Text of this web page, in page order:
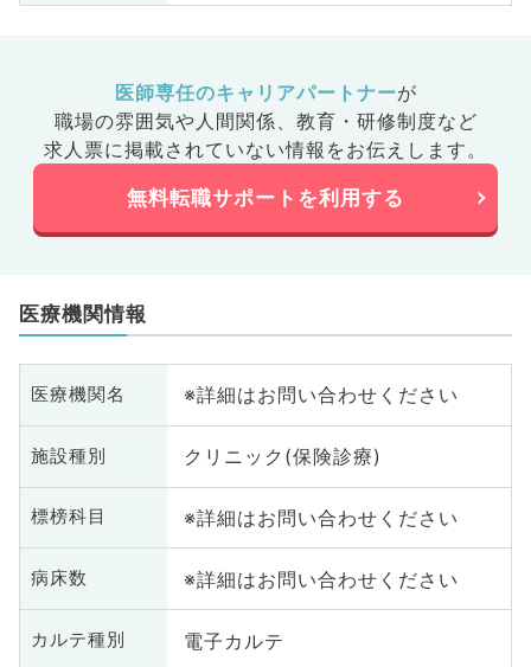
医師専任のキャリアパートナーが
職場の雰囲気や人間関係、 教育・研修制度など
求人票に掲載されていない情報をお伝えします。
無料転職サポートを利用する
医療機関情報
医療機関名 ※詳細はお問い合わせください
施設種別 クリニック(保険診療)
標榜科目 ※詳細はお問い合わせください
病床数 ※詳細はお問い合わせください
カルテ種別 電子カルテ